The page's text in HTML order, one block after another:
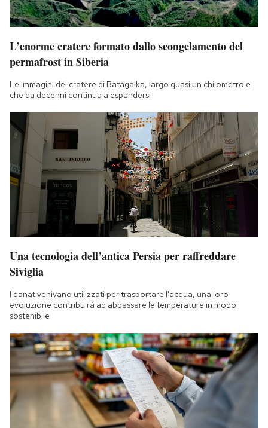
L’enorme cratere formato dallo scongelamento del
permafrost in Siberia
Le immagini del cratere di Batagaika, largo quasi un chilometro e
che da decenni continua a espandersi
Una tecnologia dell’antica Persia per raffreddare
Siviglia
I qanat venivano utilizzati per trasportare l'acqua, una loro
evoluzione contribuirà ad abbassare le temperature in modo
sostenibile